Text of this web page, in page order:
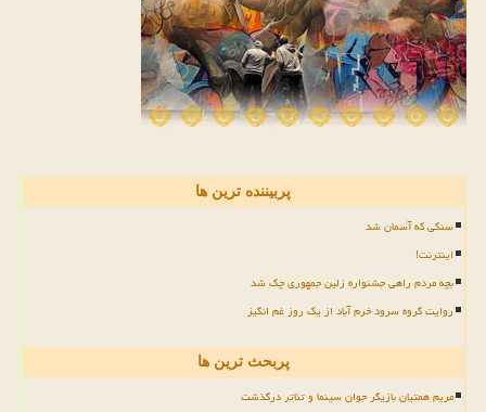
پربیننده ترین ها
سنگی که آسمان شد
اینترنت!
بچه مردم راهی جشنواره زلین جمهوری چک شد
روایت گروه سرود خرم آباد از یک روز غم انگیز
پربحث ترین ها
مریم همتیان بازیگر جوان سینما و تئاتر درگذشت